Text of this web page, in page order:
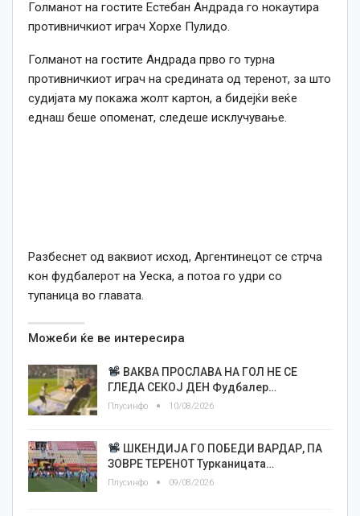
Голманот на гостите Естебан Андрада го нокаутира
противничкиот играч Хорхе Пулидо.
Голманот на гостите Андрада прво го турна
противничкиот играч на средината од теренот, за што
судијата му покажа жолт картон, а бидејќи веќе
еднаш беше опоменат, следеше исклучување.
Разбеснет од ваквиот исход, Аргентинецот се стрча
кон фудбалерот на Уеска, а потоа го удри со
тупаница во главата.
Можеби ќе ве интересира
ВАКВА ПРОСЛАВА НА ГОЛ НЕ СЕ
ГЛЕДА СЕКОЈ ДЕН Фудбалер…
Плусинфо 10/08/2026
ШКЕНДИЈА ГО ПОБЕДИ ВАРДАР, ПА
ЗОВРЕ ТЕРЕНОТ Турканицата…
Плусинфо 09/08/2026